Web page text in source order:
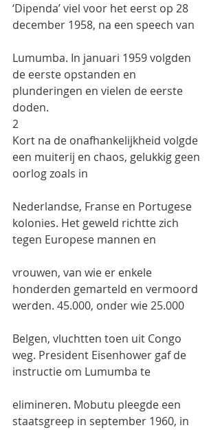
‘Dipenda’ viel voor het eerst op 28
december 1958, na een speech van
Lumumba. In januari 1959 volgden
de eerste opstanden en
plunderingen en vielen de eerste
doden.
2
Kort na de onafhankelijkheid volgde
een muiterij en chaos, gelukkig geen
oorlog zoals in
Nederlandse, Franse en Portugese
kolonies. Het geweld richtte zich
tegen Europese mannen en
vrouwen, van wie er enkele
honderden gemarteld en vermoord
werden. 45.000, onder wie 25.000
Belgen, vluchtten toen uit Congo
weg. President Eisenhower gaf de
instructie om Lumumba te
elimineren. Mobutu pleegde een
staatsgreep in september 1960, in